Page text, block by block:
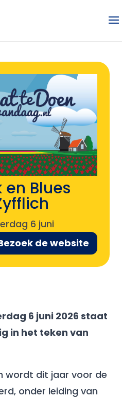
Blues
6 juni
de website
6 juni 2026 staat
in het teken van
wordt dit jaar voor de
onder leiding van